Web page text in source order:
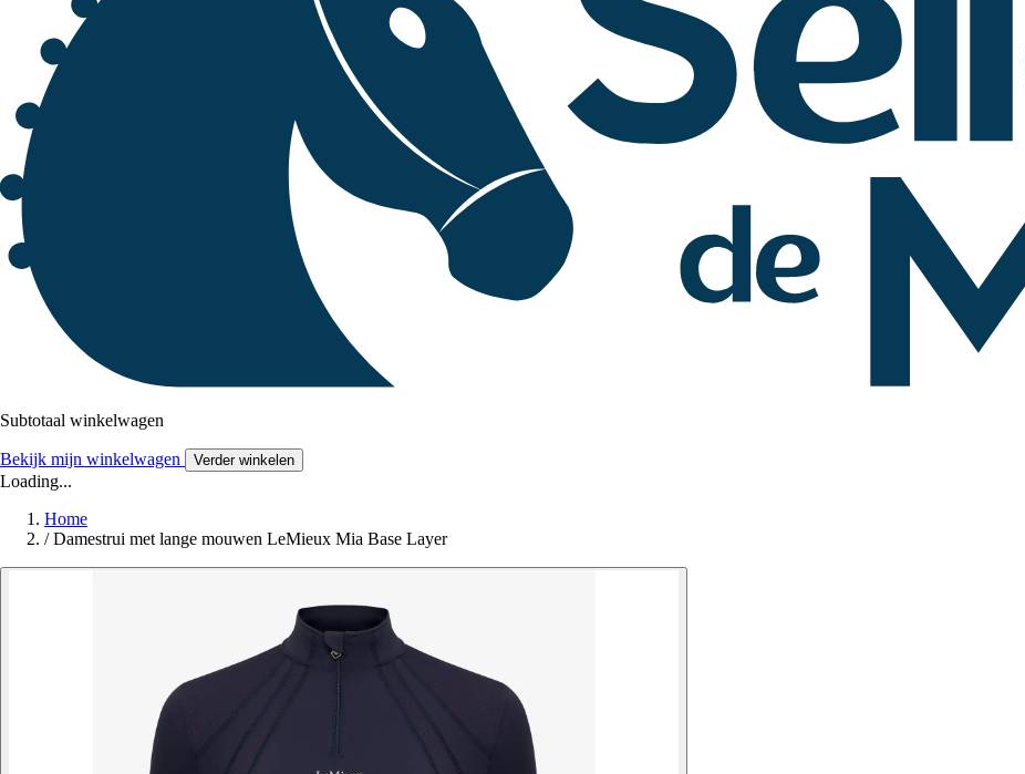
Subtotaal winkelwagen
Bekijk mijn winkelwagen Verder winkelen
Loading...
Home
/ Damestrui met lange mouwen LeMieux Mia Base Layer